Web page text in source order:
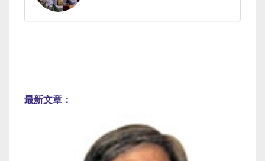
最新文章：